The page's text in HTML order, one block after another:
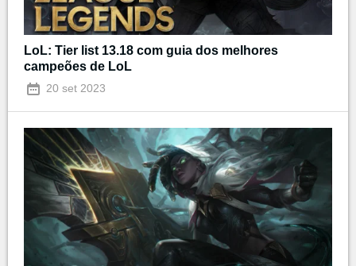
LoL: Tier list 13.18 com guia dos melhores
campeões de LoL
20 set 2023